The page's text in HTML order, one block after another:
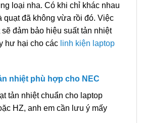
loại nha. Có khi chỉ khác nhau
quạt đã không vừa rồi đó. Việc
đảm bảo hiệu suất tản nhiệt
hư hại cho các linh kiện laptop
nhiệt phù hợp cho NEC
tản nhiệt chuẩn cho laptop
HZ, anh em cần lưu ý mấy